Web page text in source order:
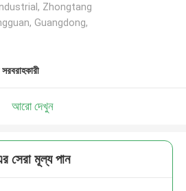
Zhongtang
Guangdong,
আরো দেখুন
সেরা মূল্য পান